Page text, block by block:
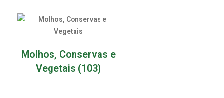
Molhos, Conservas e
Vegetais (103)